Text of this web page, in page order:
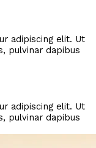
adipiscing elit. Ut
pulvinar dapibus
adipiscing elit. Ut
pulvinar dapibus